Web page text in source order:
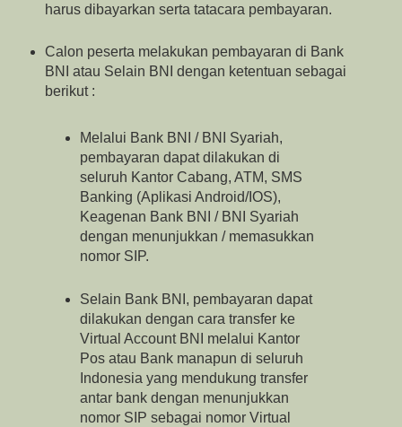
harus dibayarkan serta tatacara pembayaran.
Calon peserta melakukan pembayaran di Bank
BNI atau Selain BNI dengan ketentuan sebagai
berikut :
Melalui Bank BNI / BNI Syariah,
pembayaran dapat dilakukan di
seluruh Kantor Cabang, ATM, SMS
Banking (Aplikasi Android/IOS),
Keagenan Bank BNI / BNI Syariah
dengan menunjukkan / memasukkan
nomor SIP.
Selain Bank BNI, pembayaran dapat
dilakukan dengan cara transfer ke
Virtual Account BNI melalui Kantor
Pos atau Bank manapun di seluruh
Indonesia yang mendukung transfer
antar bank dengan menunjukkan
nomor SIP sebagai nomor Virtual